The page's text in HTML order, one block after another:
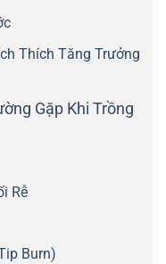
Thích Tăng Trưởng
Gặp Khi Trồng
Rễ
Burn)